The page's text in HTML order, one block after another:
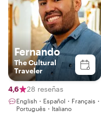
Fernando
The Cultural
Traveler
4,6 28 reseñas
English・Español・Français・
Português・Italiano